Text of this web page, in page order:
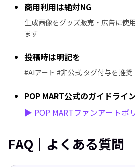
商用利用は絶対NG
生成画像をグッズ販売・広告に使
ます
投稿時は明記を
#AIアート #非公式 タグ付与を推奨
POP MART公式のガイドライ
▶ POP MARTファンアートポ
FAQ｜よくある質問